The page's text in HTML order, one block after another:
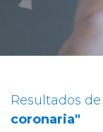
Resultados
coronaria"